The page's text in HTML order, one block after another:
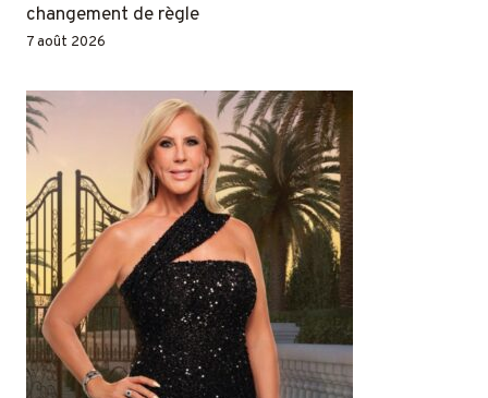
changement de règle
7 août 2026